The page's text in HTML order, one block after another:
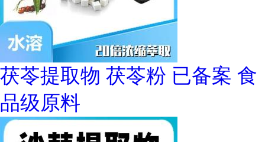
茯苓提取物 茯苓粉 已备案 食
品级原料